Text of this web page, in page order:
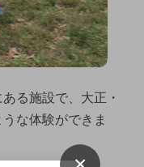
る施設で、大正・
な体験ができま